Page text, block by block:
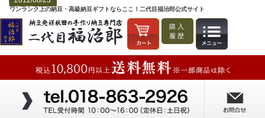
ワンランク上の納豆・高級納豆ギフトならここ！二代目福治郎公式サイト
購入
履歴